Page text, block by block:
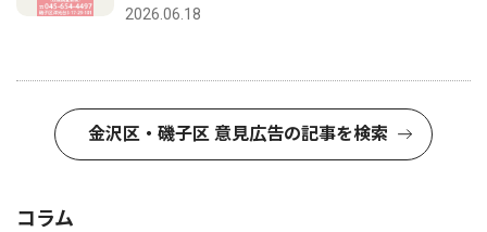
2026.06.18
金沢区・磯子区 意見広告の記事を検索
コラム